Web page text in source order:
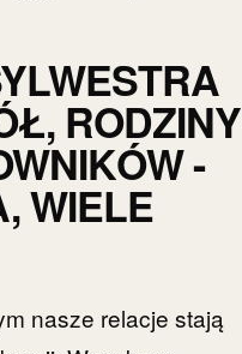
RODZINY
-
WIELE
nasze relacje stają